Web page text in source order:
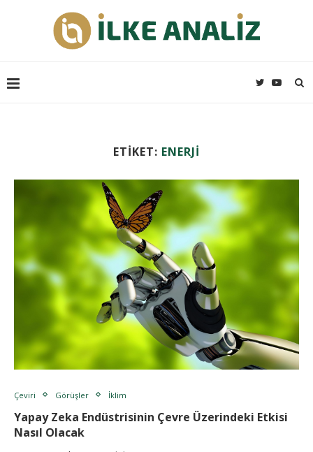
ETIKET: ENERJI
Çeviri Görüşler İklim
Yapay Zeka Endüstrisinin Çevre Üzerindeki Etkisi
Nasıl Olacak